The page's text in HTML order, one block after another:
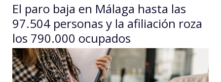
El paro baja en Málaga hasta las
97.504 personas y la afiliación roza
los 790.000 ocupados